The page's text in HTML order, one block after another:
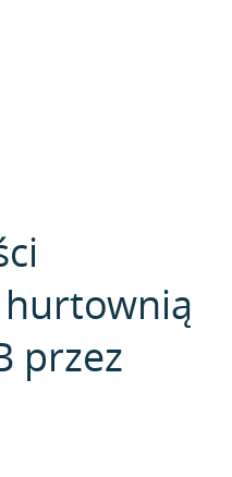
hurtownią
przez